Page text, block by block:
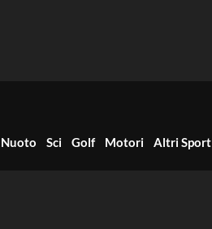
Nuoto Sci Golf Motori Altri Sport